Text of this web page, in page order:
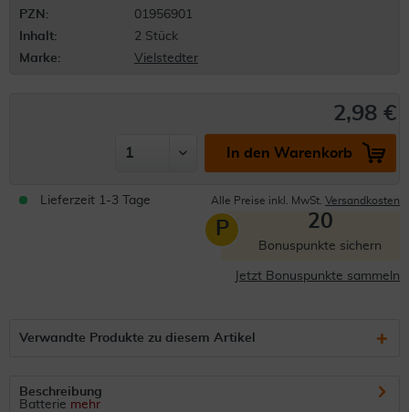
PZN:
01956901
Inhalt:
2 Stück
Marke:
Vielstedter
2,98 €
In den Warenkorb
Lieferzeit 1-3 Tage Alle Preise inkl. MwSt. Versandkosten
P 20
Bonuspunkte sichern
Jetzt Bonuspunkte sammeln
Verwandte Produkte zu diesem Artikel
Beschreibung
Batterie mehr